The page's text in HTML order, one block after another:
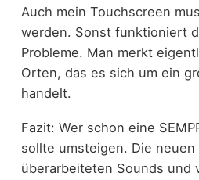
Auch mein Touchscreen
werden. Sonst funktioniert
Probleme. Man merkt
Orten, das es sich um ein
handelt.
Fazit: Wer schon eine
sollte umsteigen. Die neuen
überarbeiteten Sounds und